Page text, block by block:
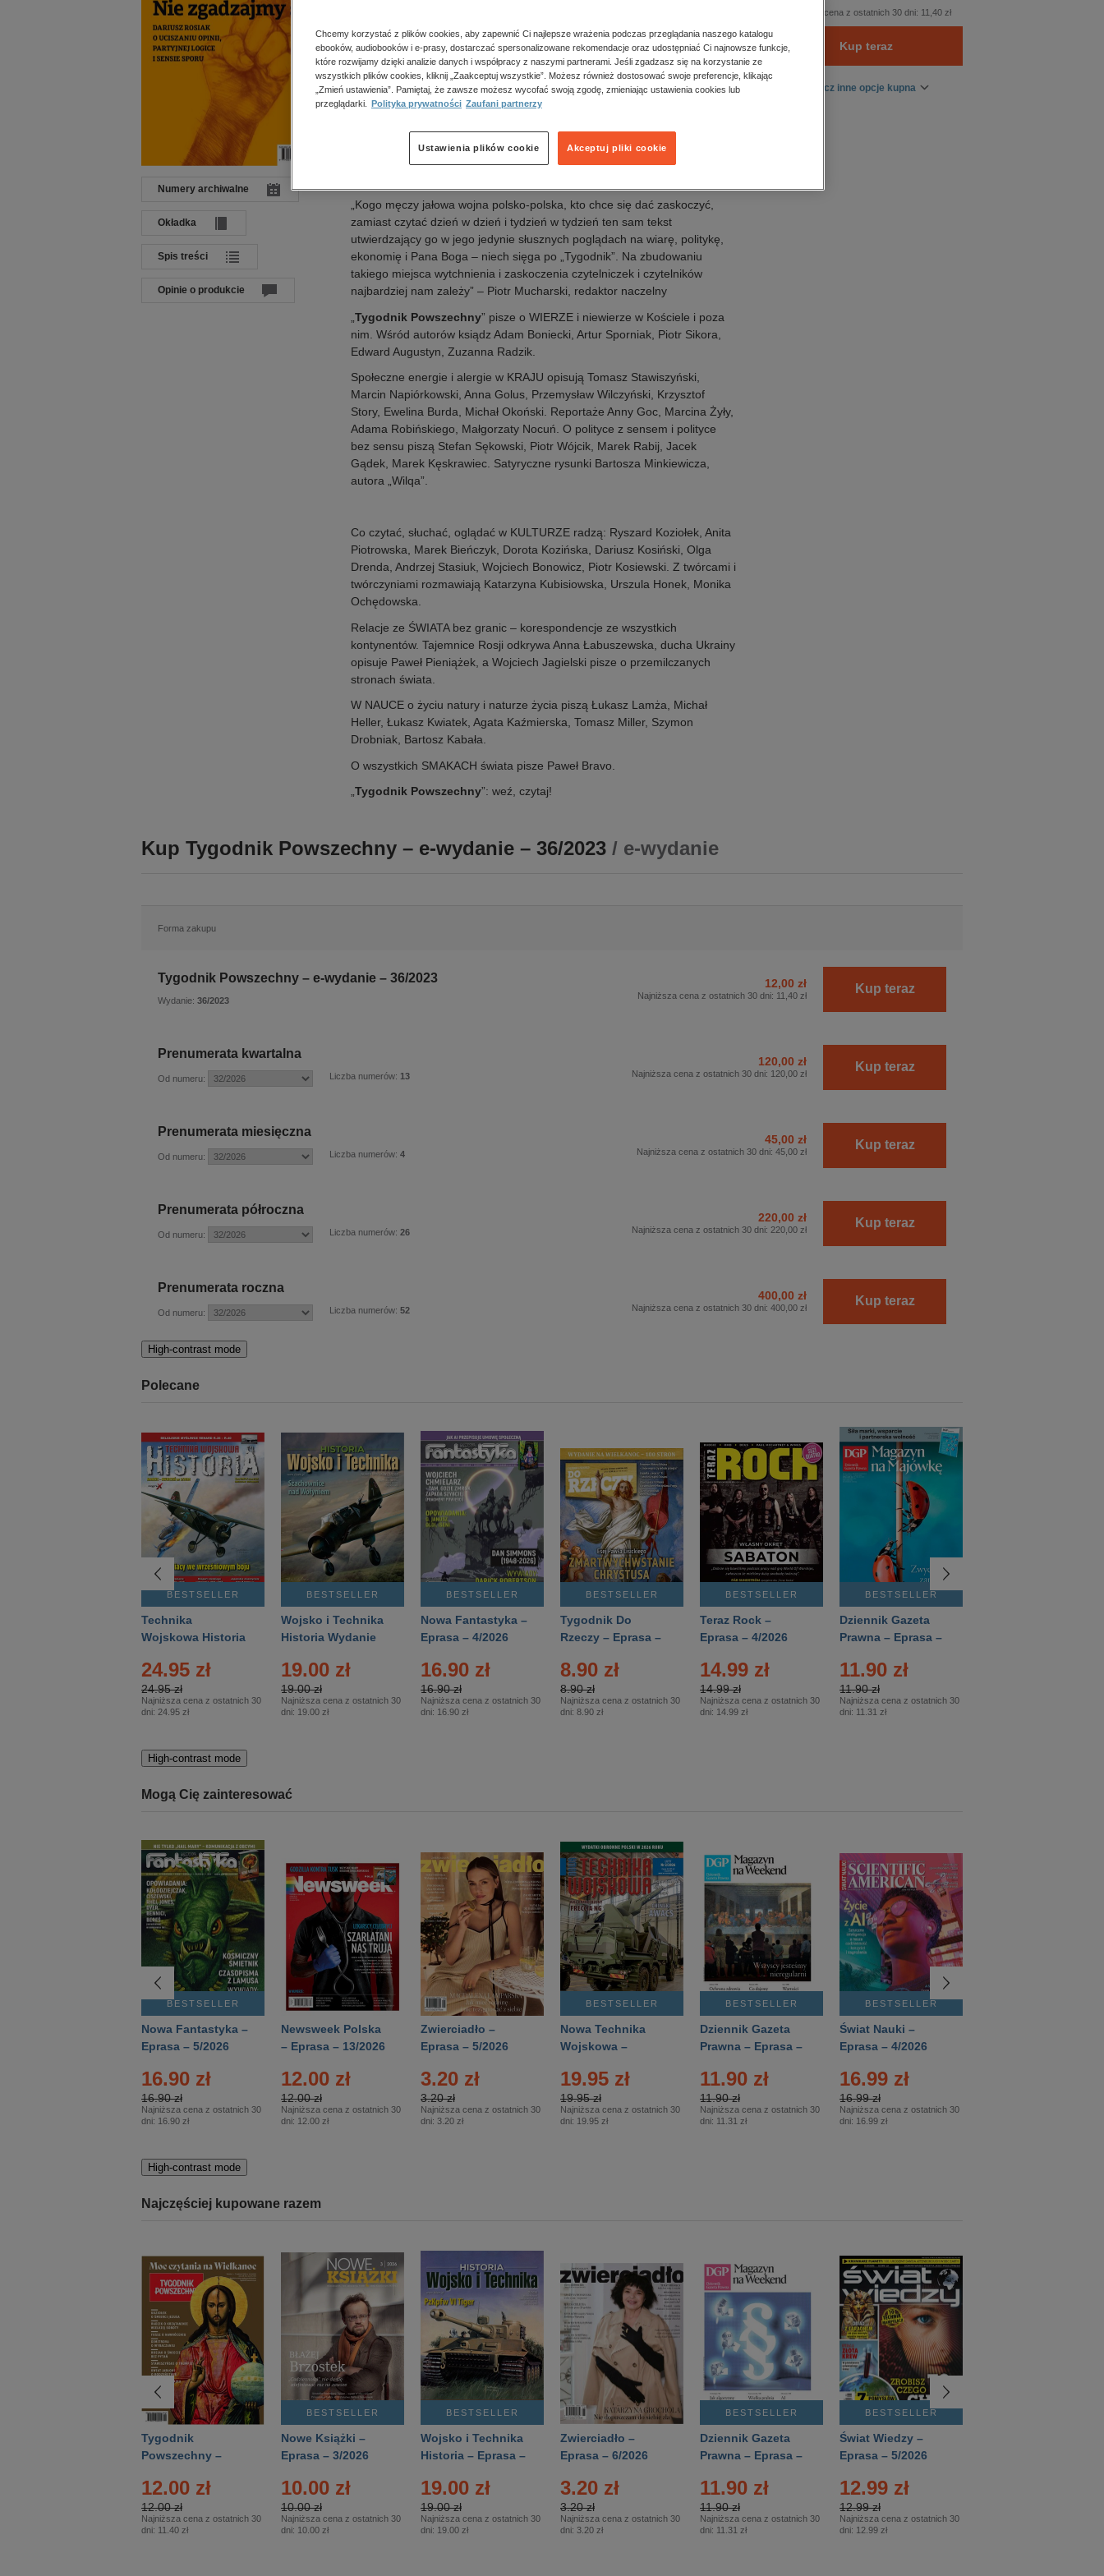
Numery archiwalne
Okładka
Spis treści
Opinie o produkcie
Wydawca:
Tygodnik Powszechny
ISBN:0041-4808
Oceń produkt
Tygodnik Powszechny” – Tygodnik suwerenny dzięki Czytelnikom.
„Kogo męczy jałowa wojna polsko-polska, kto chce się dać zaskoczyć,
zamiast czytać dzień w dzień i tydzień w tydzień ten sam tekst
utwierdzający go w jego jedynie słusznych poglądach na wiarę, politykę,
ekonomię i Pana Boga – niech sięga po „Tygodnik”. Na zbudowaniu
takiego miejsca wytchnienia i zaskoczenia czytelniczek i czytelników
najbardziej nam zależy” – Piotr Mucharski, redaktor naczelny
Tygodnik Powszechny” pisze o WIERZE i niewierze w Kościele i poza
nim. Wśród autorów ksiądz Adam Boniecki, Artur Sporniak, Piotr Sikora,
Edward Augustyn, Zuzanna Radzik.
Społeczne energie i alergie w KRAJU opisują Tomasz Stawiszyński,
Marcin Napiórkowski, Anna Golus, Przemysław Wilczyński, Krzysztof
Story, Ewelina Burda, Michał Okoński. Reportaże Anny Goc, Marcina Żyły,
Adama Robińskiego, Małgorzaty Nocuń. O polityce z sensem i polityce
bez sensu piszą Stefan Sękowski, Piotr Wójcik, Marek Rabij, Jacek
Gądek, Marek Kęskrawiec. Satyryczne rysunki Bartosza Minkiewicza,
autora „Wilqa”.
Co czytać, słuchać, oglądać w KULTURZE radzą: Ryszard Koziołek, Anita
Piotrowska, Marek Bieńczyk, Dorota Kozińska, Dariusz Kosiński, Olga
Drenda, Andrzej Stasiuk, Wojciech Bonowicz, Piotr Kosiewski. Z twórcami i
twórczyniami rozmawiają Katarzyna Kubisiowska, Urszula Honek, Monika
Ochędowska.
Relacje ze ŚWIATA bez granic – korespondencje ze wszystkich
kontynentów. Tajemnice Rosji odkrywa Anna Łabuszewska, ducha Ukrainy
opisuje Paweł Pieniążek, a Wojciech Jagielski pisze o przemilczanych
stronach świata.
W NAUCE o życiu natury i naturze życia piszą Łukasz Lamża, Michał
Heller, Łukasz Kwiatek, Agata Kaźmierska, Tomasz Miller, Szymon
Drobniak, Bartosz Kabała.
O wszystkich SMAKACH świata pisze Paweł Bravo.
Tygodnik Powszechny”: weź, czytaj!
Najniższa cena z ostatnich 30 dni: 11,40 zł
Kup teraz
Zobacz inne opcje kupna
Kup Tygodnik Powszechny – e-wydanie – 36/2023 / e-wydanie
Forma zakupu
Tygodnik Powszechny – e-wydanie – 36/2023
Wydanie: 36/2023
12,00 zł
Najniższa cena z ostatnich 30 dni: 11,40 zł Kup teraz
Prenumerata kwartalna
Od numeru: Liczba numerów: 13
120,00 zł
Najniższa cena z ostatnich 30 dni: 120,00 zł Kup teraz
Prenumerata miesięczna
Od numeru: Liczba numerów: 4
45,00 zł
Najniższa cena z ostatnich 30 dni: 45,00 zł Kup teraz
Prenumerata półroczna
Od numeru: Liczba numerów: 26
220,00 zł
Najniższa cena z ostatnich 30 dni: 220,00 zł Kup teraz
Prenumerata roczna
Od numeru: Liczba numerów: 52
400,00 zł
Najniższa cena z ostatnich 30 dni: 400,00 zł Kup teraz
High-contrast mode
Polecane
BESTSELLER
Technika
Wojskowa Historia
24.95 zł
24.95 zł
Najniższa cena z ostatnich 30
dni: 24.95 zł
BESTSELLER
Wojsko i Technika
Historia Wydanie
– 2/2026
19.00 zł
19.00 zł
Najniższa cena z ostatnich 30
dni: 19.00 zł
BESTSELLER
Nowa Fantastyka –
Eprasa – 4/2026
16.90 zł
16.90 zł
Najniższa cena z ostatnich 30
dni: 16.90 zł
BESTSELLER
Tygodnik Do
Rzeczy – Eprasa –
8.90 zł
8.90 zł
Najniższa cena z ostatnich 30
dni: 8.90 zł
BESTSELLER
Teraz Rock –
Eprasa – 4/2026
14.99 zł
14.99 zł
Najniższa cena z ostatnich 30
dni: 14.99 zł
BESTSELLER
Dziennik Gazeta
Prawna – Eprasa –
11.90 zł
11.90 zł
Najniższa cena z ostatnich 30
dni: 11.31 zł
High-contrast mode
Mogą Cię zainteresować
BESTSELLER
Nowa Fantastyka –
Eprasa – 5/2026
16.90 zł
16.90 zł
Najniższa cena z ostatnich 30
dni: 16.90 zł
Newsweek Polska
– Eprasa – 13/2026
12.00 zł
12.00 zł
Najniższa cena z ostatnich 30
dni: 12.00 zł
Zwierciadło –
Eprasa – 5/2026
3.20 zł
3.20 zł
Najniższa cena z ostatnich 30
dni: 3.20 zł
BESTSELLER
Nowa Technika
Wojskowa –
19.95 zł
19.95 zł
Najniższa cena z ostatnich 30
dni: 19.95 zł
BESTSELLER
Dziennik Gazeta
Prawna – Eprasa –
11.90 zł
11.90 zł
Najniższa cena z ostatnich 30
dni: 11.31 zł
BESTSELLER
Świat Nauki –
Eprasa – 4/2026
16.99 zł
16.99 zł
Najniższa cena z ostatnich 30
dni: 16.99 zł
High-contrast mode
Najczęściej kupowane razem
Tygodnik
Powszechny –
12.00 zł
12.00 zł
Najniższa cena z ostatnich 30
dni: 11.40 zł
BESTSELLER
Nowe Książki –
Eprasa – 3/2026
10.00 zł
10.00 zł
Najniższa cena z ostatnich 30
dni: 10.00 zł
BESTSELLER
Wojsko i Technika
Historia – Eprasa –
19.00 zł
19.00 zł
Najniższa cena z ostatnich 30
dni: 19.00 zł
Zwierciadło –
Eprasa – 6/2026
3.20 zł
3.20 zł
Najniższa cena z ostatnich 30
dni: 3.20 zł
BESTSELLER
Dziennik Gazeta
Prawna – Eprasa –
11.90 zł
11.90 zł
Najniższa cena z ostatnich 30
dni: 11.31 zł
BESTSELLER
Świat Wiedzy –
Eprasa – 5/2026
12.99 zł
12.99 zł
Najniższa cena z ostatnich 30
dni: 12.99 zł
Chcemy korzystać z plików cookies, aby zapewnić Ci najlepsze wrażenia podczas przeglądania naszego katalogu
ebooków, audiobooków i e-prasy, dostarczać spersonalizowane rekomendacje oraz udostępniać Ci najnowsze funkcje,
które rozwijamy dzięki analizie danych i współpracy z naszymi partnerami. Jeśli zgadzasz się na korzystanie ze
wszystkich plików cookies, kliknij „Zaakceptuj wszystkie”. Możesz również dostosować swoje preferencje, klikając
„Zmień ustawienia”. Pamiętaj, że zawsze możesz wycofać swoją zgodę, zmieniając ustawienia cookies lub
przeglądarki.
Polityka prywatności Zaufani partnerzy
Akceptuj pliki cookie
Ustawienia plików cookie